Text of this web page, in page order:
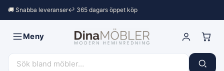
🚚 Snabba leveranser↩︎ 365 dagars öppet köp
Meny